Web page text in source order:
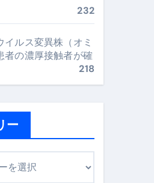
コツ
232
イルス変異株（オミ
者の濃厚接触者が確
218
ー